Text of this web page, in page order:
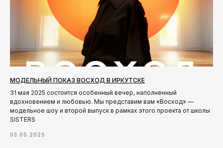
МОДЕЛЬНЫЙ ПОКАЗ ВОСХОД В ИРКУТСКЕ
31 мая 2025 состоится особенный вечер, наполненный
вдохновением и любовью. Мы представим вам «Восход» —
модельное шоу и второй выпуск в рамках этого проекта от школы
SISTERS
03.05.2025